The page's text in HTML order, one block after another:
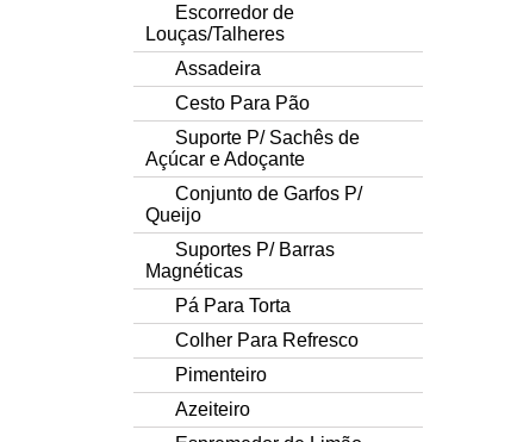
Escorredor de
Louças/Talheres
Assadeira
Cesto Para Pão
Suporte P/ Sachês de
Açúcar e Adoçante
Conjunto de Garfos P/
Queijo
Suportes P/ Barras
Magnéticas
Pá Para Torta
Colher Para Refresco
Pimenteiro
Azeiteiro